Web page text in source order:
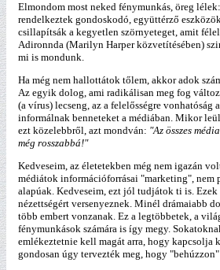
Elmondom most neked fénymunkás, öreg
rendelkeztek gondoskodó, együttérző
csillapítsák a kegyetlen szörnyeteget, amit
Adironnda (Marilyn Harper közvetítésében)
mi is mondunk.
Ha még nem hallottátok tőlem, akkor adok
Az egyik dolog, ami radikálisan meg fog
(a vírus) lecseng, az a felelősségre vonhatóság
informálnak benneteket a médiában. Mikor
ezt közelebbről, azt mondván: "Az összes
még rosszabbá!"
Kedveseim, az életetekben még nem igazán
médiátok információforrásai "marketing", nem
alapúak. Kedveseim, ezt jól tudjátok ti is.
nézettségért versenyeznek. Minél drámaiabb
több embert vonzanak. Ez a legtöbbetek, a
fénymunkások számára is így megy.
emlékeztetnie kell magát arra, hogy kapcsolja
gondosan úgy tervezték meg, hogy